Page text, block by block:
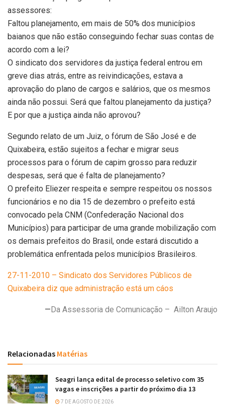
assessores:
Faltou planejamento, em mais de 50% dos municípios
baianos que não estão conseguindo fechar suas contas de
acordo com a lei?
O sindicato dos servidores da justiça federal entrou em
greve dias atrás, entre as reivindicações, estava a
aprovação do plano de cargos e salários, que os mesmos
ainda não possui. Será que faltou planejamento da justiça?
E por que a justiça ainda não aprovou?
Segundo relato de um Juiz, o fórum de São José e de
Quixabeira, estão sujeitos a fechar e migrar seus
processos para o fórum de capim grosso para reduzir
despesas, será que é falta de planejamento?
O prefeito Eliezer respeita e sempre respeitou os nossos
funcionários e no dia 15 de dezembro o prefeito está
convocado pela CNM (Confederação Nacional dos
Municípios) para participar de uma grande mobilização com
os demais prefeitos do Brasil, onde estará discutido a
problemática enfrentada pelos municípios Brasileiros.
27-11-2010 – Sindicato dos Servidores Públicos de
Quixabeira diz que administração está um cáos
—Da Assessoria de Comunicação – Ailton Araujo
Relacionadas Matérias
Seagri lança edital de processo seletivo com 35
vagas e inscrições a partir do próximo dia 13
7 DE AGOSTO DE 2026